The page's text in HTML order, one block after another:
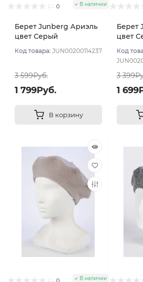
0 В наличии
Берет Junberg Ариэль
цвет Серый
Код товара: JUN00200114237
3 599Руб.
1 799Руб.
В корзину
Берет
цвет
Код
3
1
0 В наличии